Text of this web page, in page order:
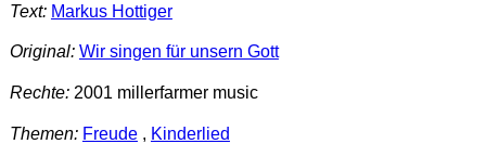
Text: Markus Hottiger
Original: Wir singen für unsern Gott
Rechte:2001 millerfarmer music
Themen: Freude, Kinderlied